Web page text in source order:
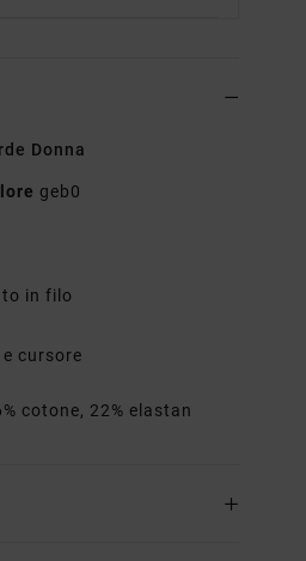
Donna
geb0
in filo
cursore
cotone, 22% elastan